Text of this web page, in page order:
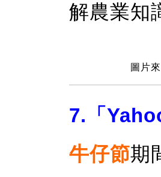
解農業知
圖片
7.「
牛仔節期